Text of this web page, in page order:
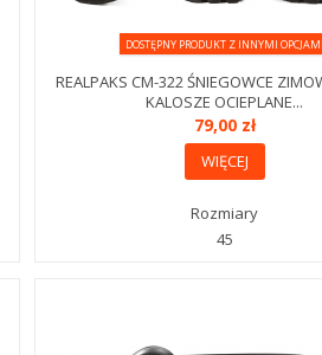
DOSTĘPNY PRODUKT Z INNYMI OPCJAMI
REALPAKS CM-322 ŚNIEGOWCE
KALOSZE OCIEPLANE...
79,00 zł
WIĘCEJ
Rozmiary
45